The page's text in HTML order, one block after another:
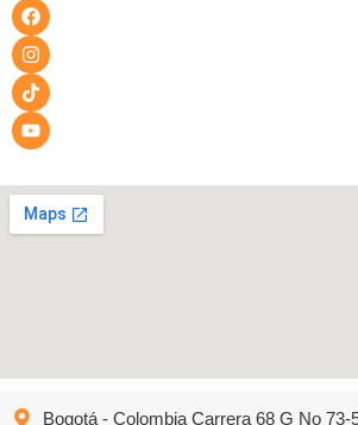
Bogotá - Colombia Carrera 68 G No 73-